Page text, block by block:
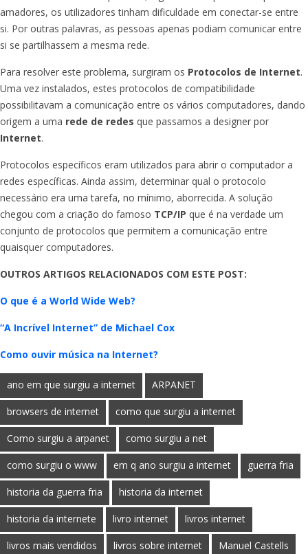
amadores, os utilizadores tinham dificuldade em conectar-se entre
si. Por outras palavras, as pessoas apenas podiam comunicar entre
si se partilhassem a mesma rede.
Para resolver este problema, surgiram os Protocolos de Internet.
Uma vez instalados, estes protocolos de compatibilidade
possibilitavam a comunicação entre os vários computadores, dando
origem a uma rede de redes que passamos a designer por
Internet.
Protocolos específicos eram utilizados para abrir o computador a
redes específicas. Ainda assim, determinar qual o protocolo
necessário era uma tarefa, no mínimo, aborrecida. A solução
chegou com a criação do famoso TCP/IP que é na verdade um
conjunto de protocolos que permitem a comunicação entre
quaisquer computadores.
OUTROS ARTIGOS RELACIONADOS COM ESTE POST:
O que é a World Wide Web?
“A Incrível Internet” de Michael Cox
Como ouvir música na Internet?
ano em que surgiu a internet ARPANET
browsers de internet como que surgiu a internet
Como surgiu a arpanet como surgiu a net
como surgiu o www em q ano surgiu a internet guerra fria
historia da guerra fria historia da internet
historia da internete livro internet livros internet
livros mais vendidos livros sobre internet Manuel Castells